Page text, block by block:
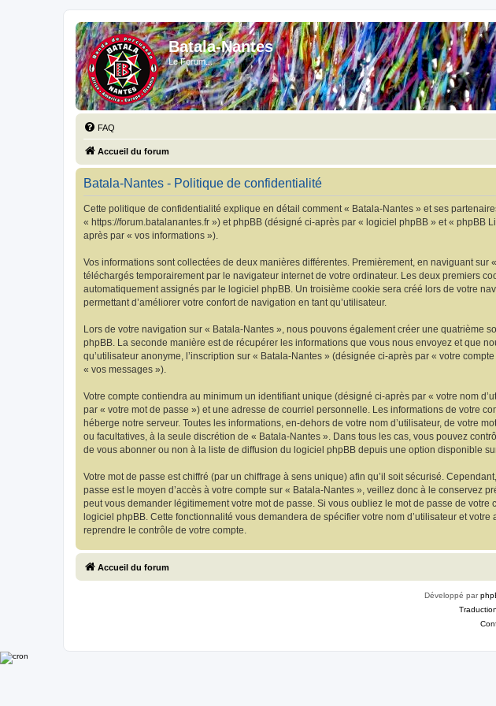
Batala-Nantes
Le Forum...
FAQ
Accueil du forum
Batala-Nantes - Politique de confidentialité
Cette politique de confidentialité explique en détail comment « Batala-Nantes » et ses
« https://forum.batalanantes.fr ») et phpBB (désigné ci-après par « logiciel phpBB » et «
après par « vos informations »).
Vos informations sont collectées de deux manières différentes. Premièrement, en naviguant
téléchargés temporairement par le navigateur internet de votre ordinateur. Les deux premiers
automatiquement assignés par le logiciel phpBB. Un troisième cookie sera créé lors de votre
permettant d’améliorer votre confort de navigation en tant qu’utilisateur.
Lors de votre navigation sur « Batala-Nantes », nous pouvons également créer une quatrième
phpBB. La seconde manière est de récupérer les informations que vous nous envoyez et que
qu’utilisateur anonyme, l’inscription sur « Batala-Nantes » (désignée ci-après par « votre
« vos messages »).
Votre compte contiendra au minimum un identifiant unique (désigné ci-après par « votre nom
par « votre mot de passe ») et une adresse de courriel personnelle. Les informations de votre
héberge notre serveur. Toutes les informations, en-dehors de votre nom d’utilisateur, de votre
ou facultatives, à la seule discrétion de « Batala-Nantes ». Dans tous les cas, vous pouvez
de vous abonner ou non à la liste de diffusion du logiciel phpBB depuis une option disponible
Votre mot de passe est chiffré (par un chiffrage à sens unique) afin qu’il soit sécurisé.
passe est le moyen d’accès à votre compte sur « Batala-Nantes », veillez donc à le conservez
peut vous demander légitimement votre mot de passe. Si vous oubliez le mot de passe de
logiciel phpBB. Cette fonctionnalité vous demandera de spécifier votre nom d’utilisateur et
reprendre le contrôle de votre compte.
Accueil du forum
Développé par